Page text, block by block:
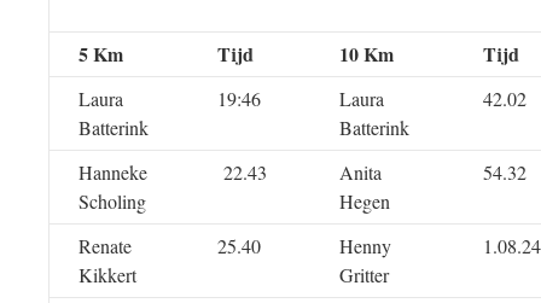
5 Km Tijd 10 Km Tijd
Laura
Batterink
19:46
Laura
Batterink
42.02
Hanneke
Scholing
22.43
Anita
Hegen
54.32
Renate
Kikkert
25.40
Henny
Gritter
1.08.24